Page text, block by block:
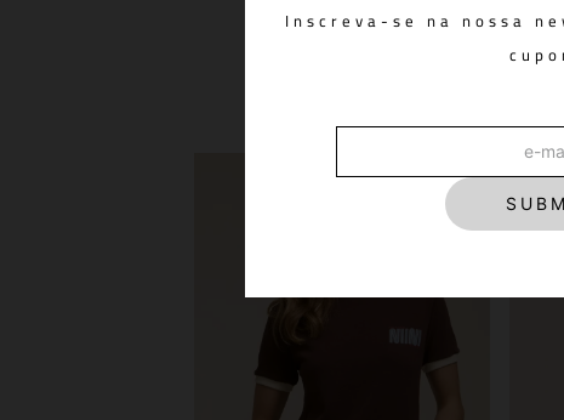
Inscreva-se na nossa
R$ 448,00